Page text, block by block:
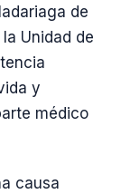
de
Unidad de
y
médico
causa